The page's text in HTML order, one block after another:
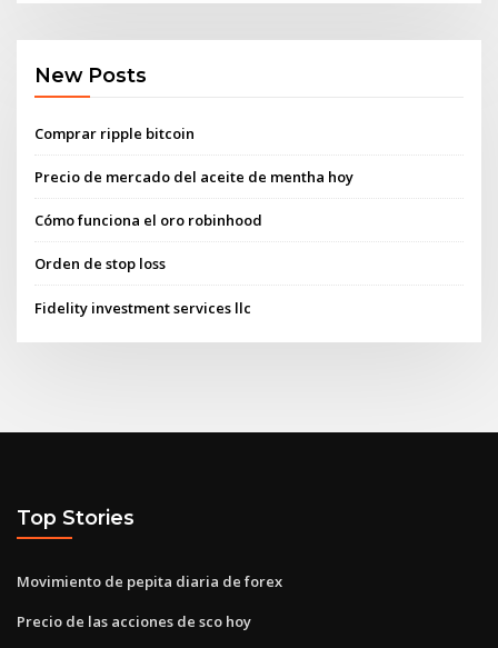
New Posts
Comprar ripple bitcoin
Precio de mercado del aceite de mentha hoy
Cómo funciona el oro robinhood
Orden de stop loss
Fidelity investment services llc
Top Stories
Movimiento de pepita diaria de forex
Precio de las acciones de sco hoy